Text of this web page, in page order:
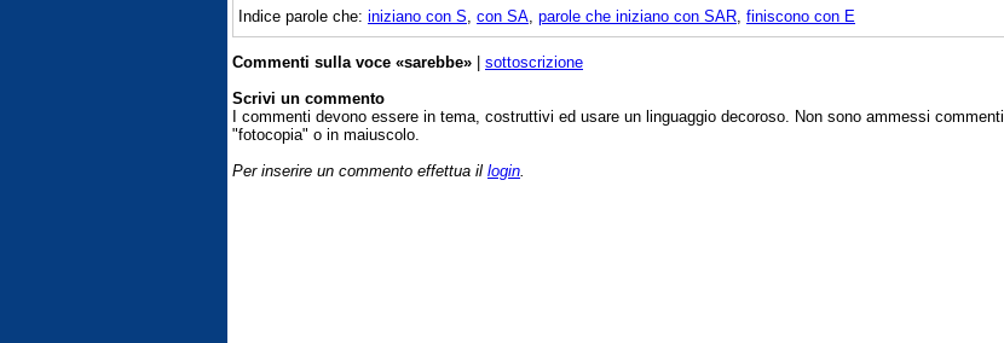
Indice parole che: iniziano con S con SA parole che iniziano con SAR finiscono con E
Commenti sulla voce «sarebbe» | sottoscrizione
Scrivi un commento
I commenti devono essere in tema, costruttivi ed usare un linguaggio decoroso. Non sono ammessi commenti
"fotocopia" o in maiuscolo.
Per inserire un commento effettua il login